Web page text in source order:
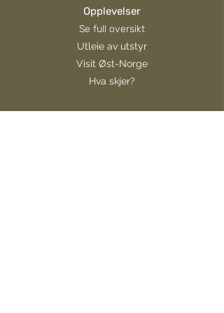
Opplevelser
Se full oversikt
Utleie av utstyr
Visit Øst-Norge
Hva skjer?